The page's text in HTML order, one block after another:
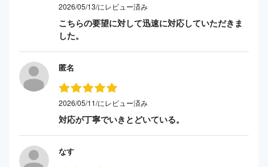
2026/05/13/にレビュー済み
こちらの要望に対して迅速に対応していただきま
した。
匿名
2026/05/11/にレビュー済み
対応が丁寧でいきとどいている。
なす